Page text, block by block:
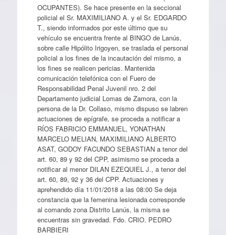
OCUPANTES). Se hace presente en la seccional
policial el Sr. MAXIMILIANO A. y el Sr. EDGARDO
T., siendo informados por este último que su
vehículo se encuentra frente al BINGO de Lanús,
sobre calle Hipólito Irigoyen, se traslada el personal
policial a los fines de la incautación del mismo, a
los fines se realicen pericias. Mantenida
comunicación telefónica con el Fuero de
Responsabilidad Penal Juvenil nro. 2 del
Departamento judicial Lomas de Zamora, con la
persona de la Dr. Collaso, mismo dispuso se labren
actuaciones de epígrafe, se proceda a notificar a
RÍOS FABRICIO EMMANUEL, YONATHAN
MARCELO MELIAN, MAXIMILIANO ALBERTO
ASAT, GODOY FACUNDO SEBASTIAN a tenor del
art. 60, 89 y 92 del CPP, asimismo se proceda a
notificar al menor DILAN EZEQUIEL J., a tenor del
art. 60, 89, 92 y 36 del CPP. Actuaciones y
aprehendido día 11/01/2018 a las 08:00 Se deja
constancia que la femenina lesionada corresponde
al comando zona Distrito Lanús, la misma se
encuentras sin gravedad. Fdo. CRIO. PEDRO
BARBIERI